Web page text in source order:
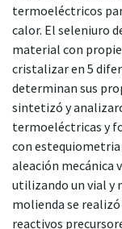
termoeléctricos
calor. El seleniuro
material con
cristalizar en 5
determinan sus
sintetizó y
termoeléctricas y
con
aleación mecánica
utilizando un vial y
molienda se
reactivos